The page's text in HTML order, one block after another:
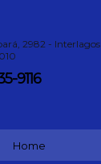
2982 - Interlagos
9116
Home